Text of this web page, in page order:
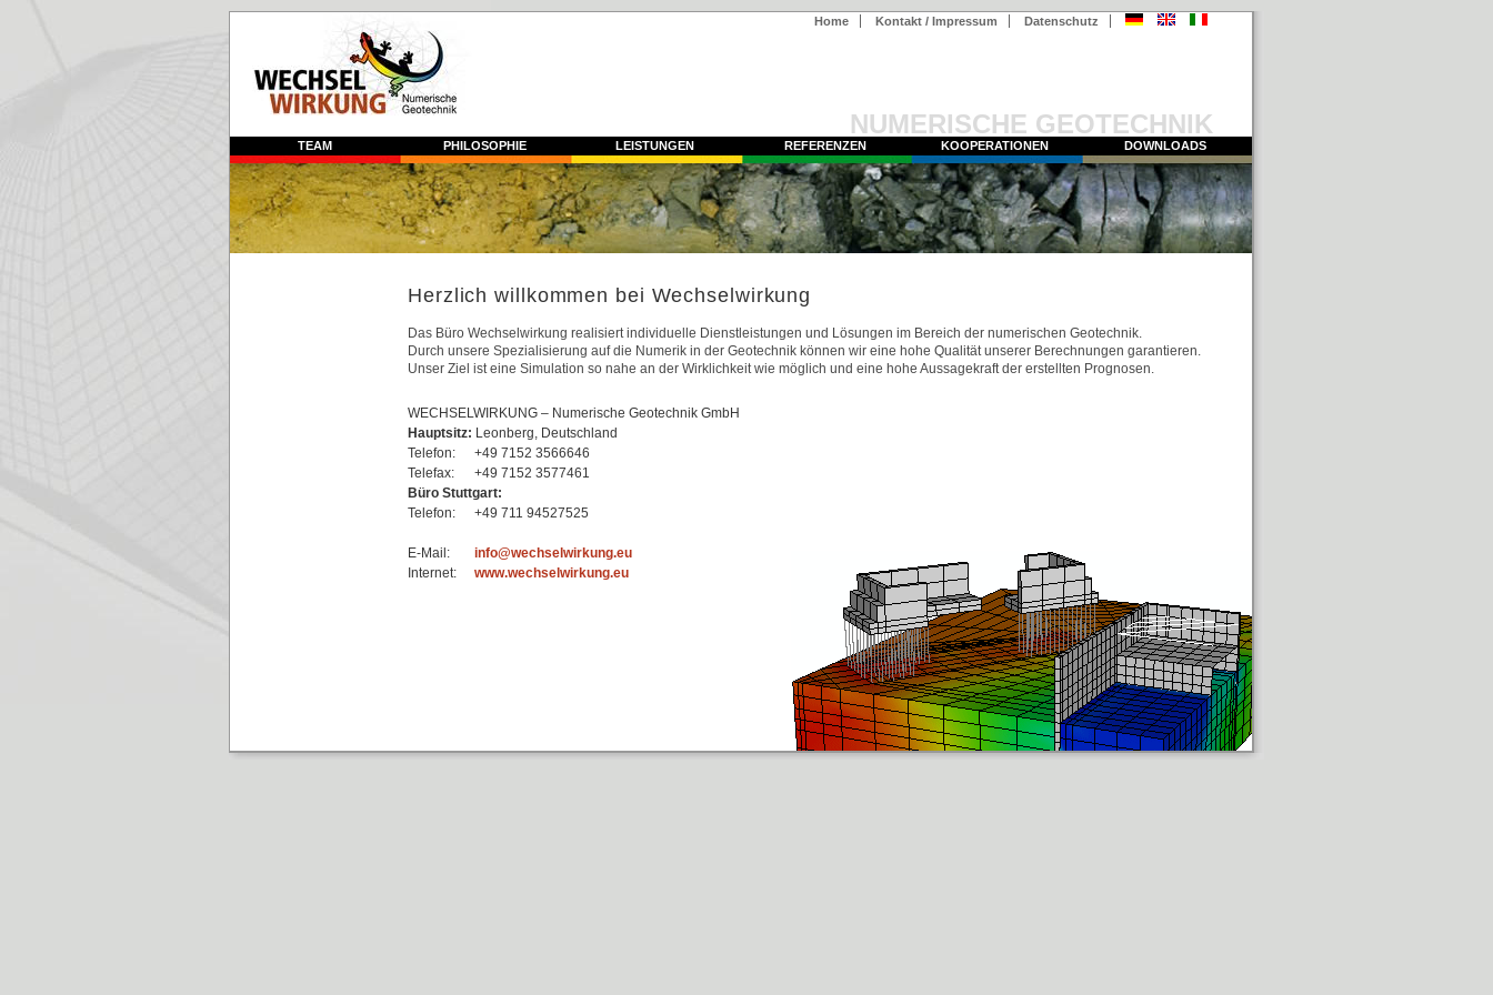
Home Kontakt / Impressum Datenschutz
NUMERISCHE GEOTECHNIK
TEAM PHILOSOPHIE LEISTUNGEN REFERENZEN KOOPERATIONEN DOWNLOADS
Herzlich willkommen bei Wechselwirkung
Das Büro Wechselwirkung realisiert individuelle Dienstleistungen und Lösungen im Bereich der numerischen Geotechnik.
Durch unsere Spezialisierung auf die Numerik in der Geotechnik können wir eine hohe Qualität unserer Berechnungen garantieren.
Unser Ziel ist eine Simulation so nahe an der Wirklichkeit wie möglich und eine hohe Aussagekraft der erstellten Prognosen.
WECHSELWIRKUNG – Numerische Geotechnik GmbH
Hauptsitz: Leonberg, Deutschland
Telefon:
+49 7152 3566646
Telefax:
+49 7152 3577461
Büro Stuttgart:
Telefon:
+49 711 94527525
E-Mail:
info@wechselwirkung.eu
Internet:
www.wechselwirkung.eu